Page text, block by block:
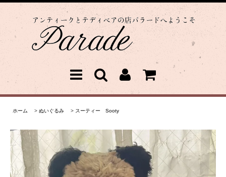
ホーム > ぬいぐるみ > スーティー Sooty